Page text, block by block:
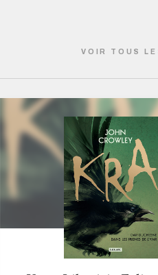
VOIR TOUS